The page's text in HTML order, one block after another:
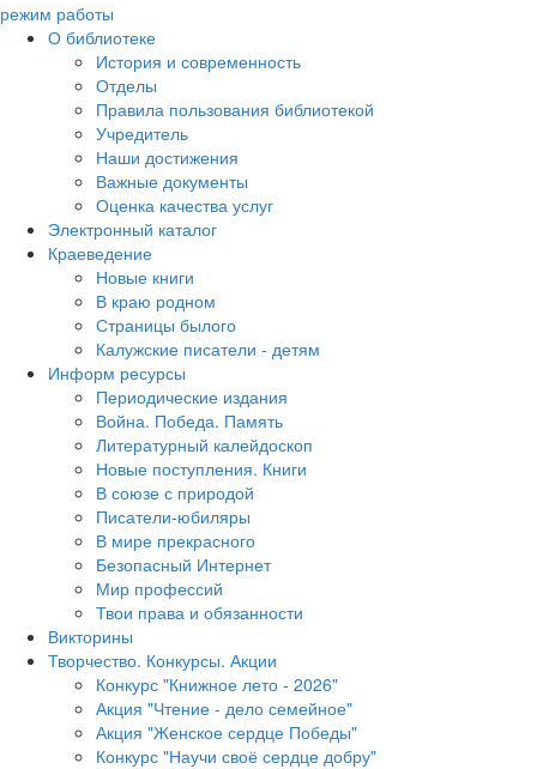
режим работы
О библиотеке
История и современность
Отделы
Правила пользования библиотекой
Учредитель
Наши достижения
Важные документы
Оценка качества услуг
Электронный каталог
Краеведение
Новые книги
В краю родном
Страницы былого
Калужские писатели - детям
Информ ресурсы
Периодические издания
Война. Победа. Память
Литературный калейдоскоп
Новые поступления. Книги
В союзе с природой
Писатели-юбиляры
В мире прекрасного
Безопасный Интернет
Мир профессий
Твои права и обязанности
Викторины
Творчество. Конкурсы. Акции
Конкурс "Книжное лето - 2026"
Акция "Чтение - дело семейное"
Акция "Женское сердце Победы"
Конкурс "Научи своё сердце добру"